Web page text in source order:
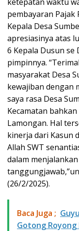
pembayaran Pajak
Kepala Desa
apresiasinya atas
6 Kepala Dusun se
pimpinnya.
masyarakat Desa
kewajiban dengan
saya rasa Desa
Kecamatan
Lamongan. Hal
kinerja dari Kasun
Allah SWT
dalam
(26/2/2025).
Baca Juga ;
Gotong Royong